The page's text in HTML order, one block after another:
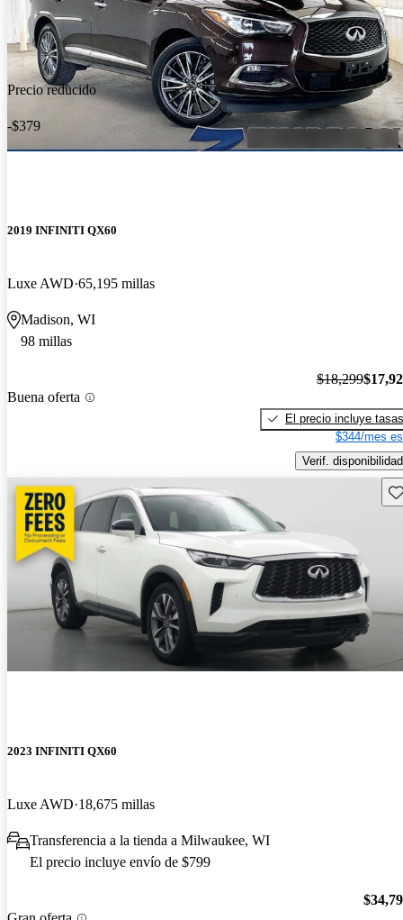
Precio reducido
-$379
2019 INFINITI QX60
Luxe AWD 65,195 millas
Madison, WI
98 millas
Buena oferta
$18,299
El precio incluye tasas
$344/mes
Verif. disponibilidad
2023 INFINITI QX60
Luxe AWD 18,675 millas
Transferencia a la tienda a Milwaukee, WI
El precio incluye envío de $799